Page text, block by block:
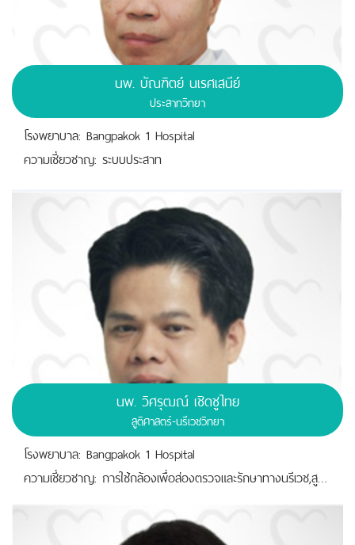
นพ. บัณฑิตย์ นเรศเสนีย์
ประสาทวิทยา
โรงพยาบาล: Bangpakok 1 Hospital
ความเชี่ยวชาญ: ระบบประสาท
นพ. วิศรุฒณ์ เชิดชูไทย
สูติศาสตร์-นรีเวชวิทยา
โรงพยาบาล: Bangpakok 1 Hospital
ความเชี่ยวชาญ: การใช้กล้องเพื่อส่องตรวจและรักษาทางนรีเวช,สูติศาสตร์-นรีเวชวิทยา